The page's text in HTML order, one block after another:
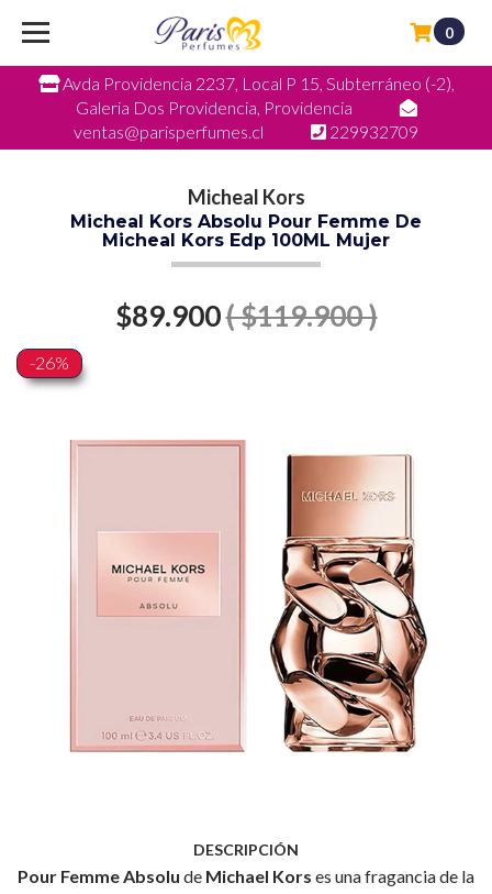
Avda Providencia 2237, Local P 15, Subterráneo (-2),
Galeria Dos Providencia, Providencia
ventas@parisperfumes.cl
229932709
0
Micheal Kors
Micheal Kors Absolu Pour Femme De
Micheal Kors Edp 100ML Mujer
$89.900( $119.900 )
-26%
DESCRIPCIÓN
Pour Femme Absolu de Michael Kors es una fragancia de la